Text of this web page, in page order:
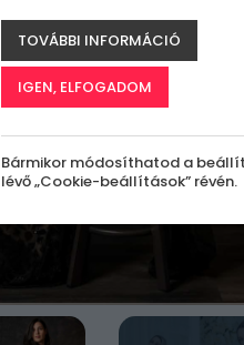
TOVÁBBI INFORMÁCIÓ
IGEN, ELFOGADOM
Bármikor módosíthatod a
lévő „Cookie-beállítások” révén.